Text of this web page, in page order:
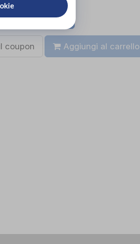
prova in negozio
coupon Aggiungi al carrello